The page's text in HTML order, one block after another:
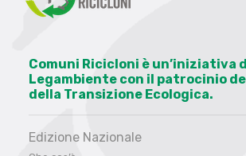
Comuni Ricicloni è un’iniziativa
Legambiente con il patrocinio
della Transizione Ecologica.
Edizione Nazionale